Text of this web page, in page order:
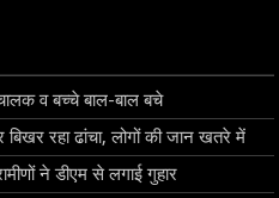
व बच्चे बाल-बाल बचे
रहा ढांचा, लोगों की जान खतरे में
ने डीएम से लगाई गुहार